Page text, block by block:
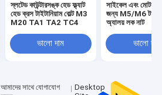
স্লটেড কাউন্টারসঙ্ক হেড ফ্ল্যাট
হেড ক্রস টাইটানিয়াম বোল্ট M3
M20 TA1 TA2 TC4
ভালো দাম
সাইকেল এবং
জন্য M5/M6
অ্যালয় লক নাট
ভালো দাম
আমাদের সাথে যোগাযোগ
Desktop